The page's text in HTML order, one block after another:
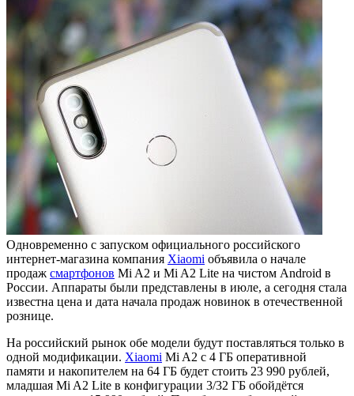
Одновременно с запуском официального российского
интернет-магазина компания Xiaomi объявила о начале
продаж смартфонов Mi A2 и Mi A2 Lite на чистом Android в
России. Аппараты были представлены в июле, а сегодня стала
известна цена и дата начала продаж новинок в отечественной
рознице.
На российский рынок обе модели будут поставляться только в
одной модификации. Xiaomi Mi A2 с 4 ГБ оперативной
памяти и накопителем на 64 ГБ будет стоить 23 990 рублей,
младшая Mi A2 Lite в конфигурации 3/32 ГБ обойдётся